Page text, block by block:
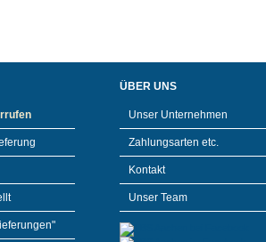
ÜBER UNS
Unser Unternehmen
Zahlungsarten etc.
Kontakt
Unser Team